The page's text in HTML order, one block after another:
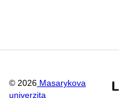
© 2026 Masarykova
univerzita